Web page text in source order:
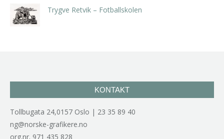
Trygve Retvik – Fotballskolen
KONTAKT
Tollbugata 24,0157 Oslo | 23 35 89 40
ng@norske-grafikere.no
org.nr. 971 435 828